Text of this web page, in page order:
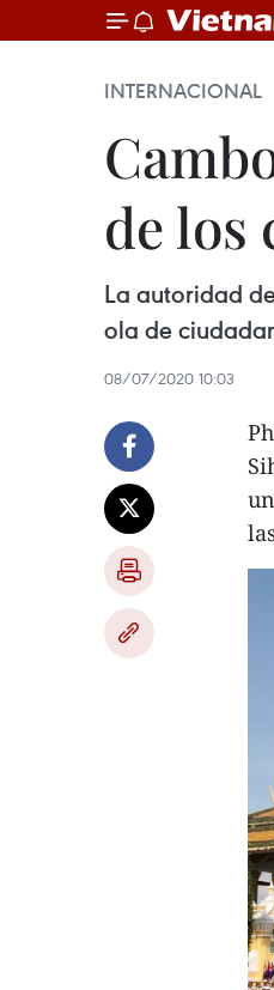
INTERNACIONAL
de los
La autoridad
ola de
08/07/2020 10:03